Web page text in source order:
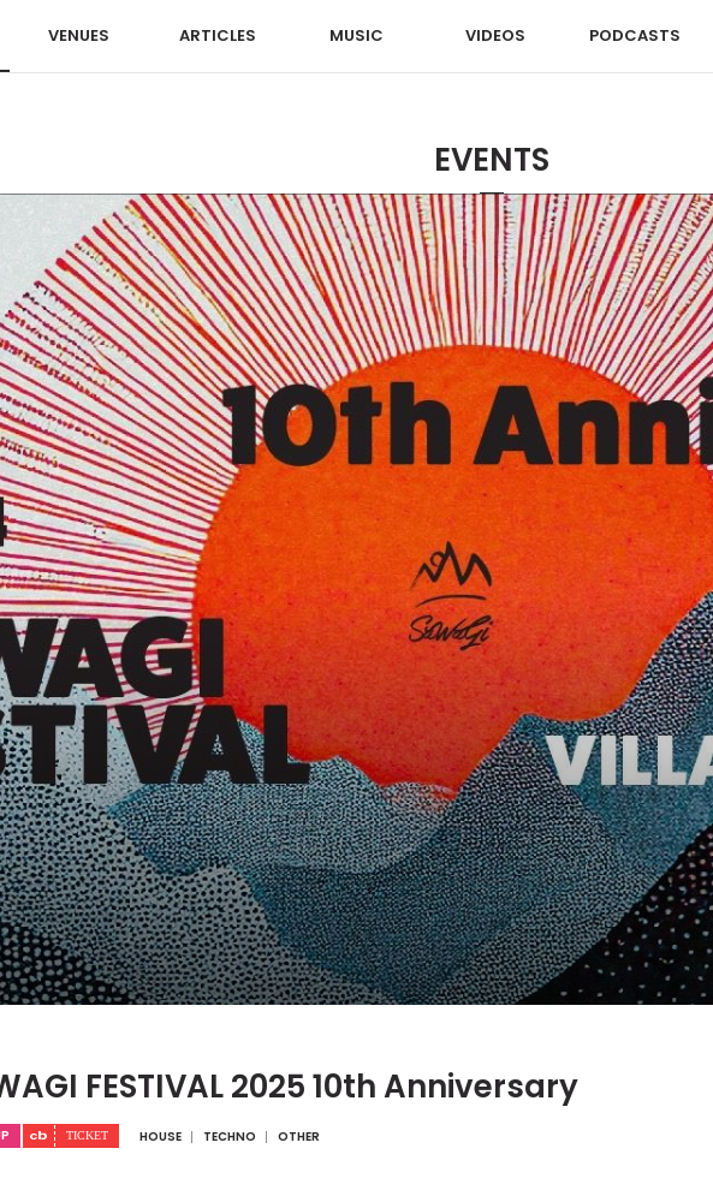
VENUES ARTICLES MUSIC VIDEOS PODCASTS
EVENTS
FESTIVAL 2025 10th Anniversary
HOUSE TECHNO OTHER